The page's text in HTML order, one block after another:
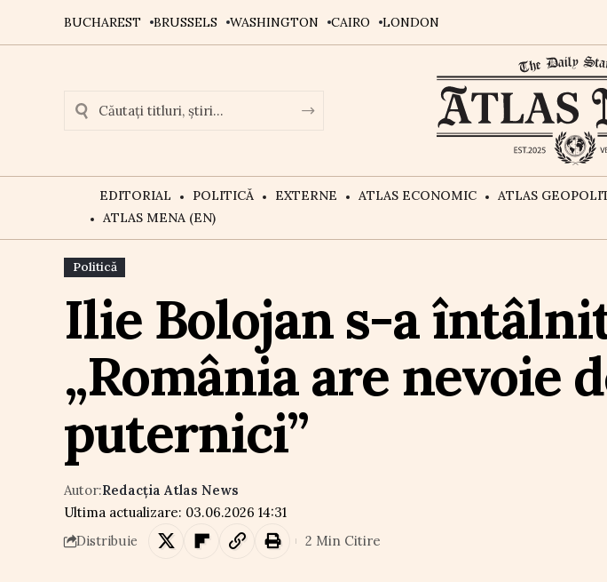
BUCHAREST BRUSSELS WASHINGTON CAIRO LONDON
EDITORIAL POLITICĂ EXTERNE ATLAS ECONOMIC ATLAS
ATLAS MENA (EN)
Politică
Ilie Bolojan s-a
„România are nevoie
puternici”
Ultima actualizare: 03.06.2026 14:31
Autor:Redacția Atlas News
Distribuie 2 Min Citire